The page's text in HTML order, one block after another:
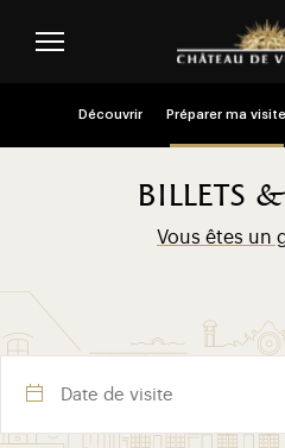
Découvrir Préparer ma visite
billets
Vous êtes un